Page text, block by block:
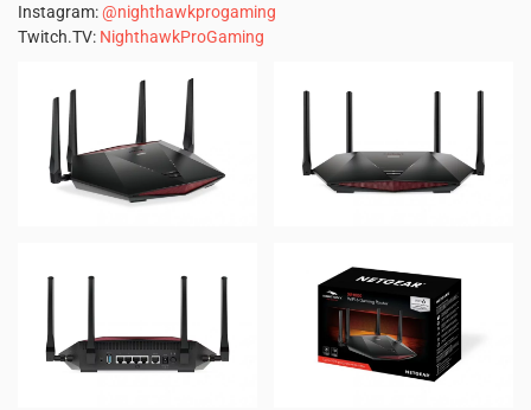
Instagram:@nighthawkprogaming
Twitch.TV: NighthawkProGaming